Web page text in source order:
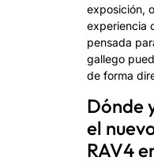
exposición,
experiencia
pensada
gallego
de forma
Dónde
el
RAV4